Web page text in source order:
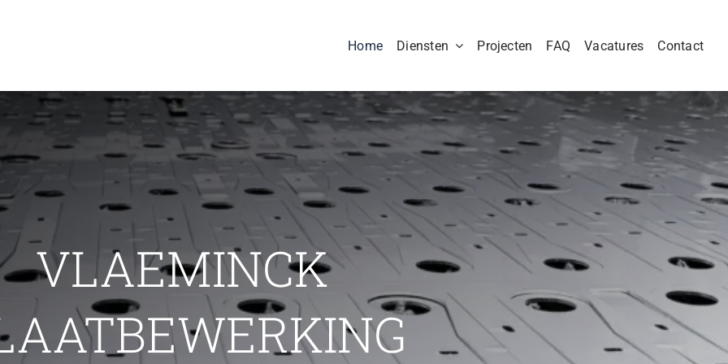
Home Diensten Projecten FAQ Vacatures Contact
VLAEMINCK